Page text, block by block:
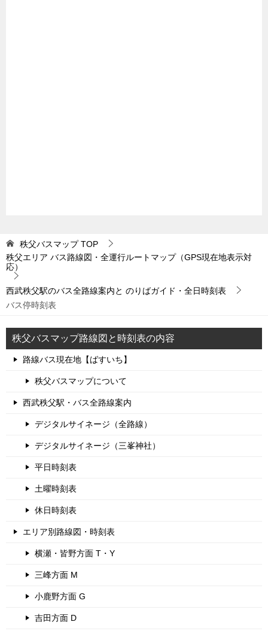
秩父バスマップTOP
秩父エリア バス路線図・全運行ルートマップ（GPS現在地表示対
応）
西武秩父駅のバス全路線案内と のりばガイド・全日時刻表
バス停時刻表
秩父バスマップ路線図と時刻表の内容
路線バス現在地【ばすいち】
秩父バスマップについて
西武秩父駅・バス全路線案内
デジタルサイネージ（全路線）
デジタルサイネージ（三峯神社）
平日時刻表
土曜時刻表
休日時刻表
エリア別路線図・時刻表
横瀬・皆野方面 T・Y
三峰方面 M
小鹿野方面 G
吉田方面 D